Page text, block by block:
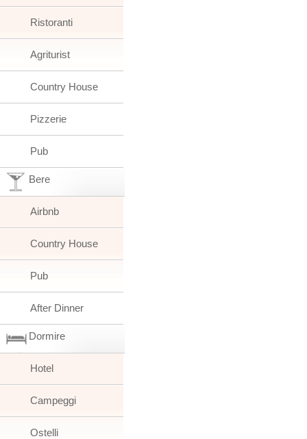
Ristoranti
Agriturist
Country House
Pizzerie
Pub
Bere
Airbnb
Country House
Pub
After Dinner
Dormire
Hotel
Campeggi
Ostelli